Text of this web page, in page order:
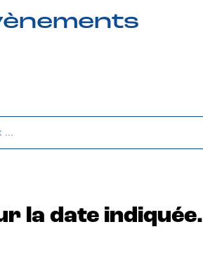
la date indiquée.